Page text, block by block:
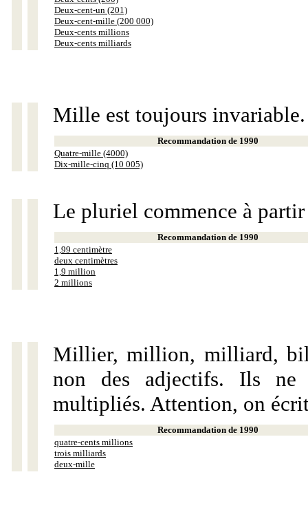
Deux-cent-un (201)
Deux-cent-mille (200 000)
Deux-cents millions
Deux-cents milliards
Mille est toujours invariable.
Recommandation de 1990
Quatre-mille (4000)
Dix-mille-cinq (10 005)
Le pluriel commence à
Recommandation de 1990
1,99 centimètre
deux centimètres
1,9 million
2 millions
Millier, million, milliard,
non des adjectifs. Ils ne
multipliés. Attention, on
Recommandation de 1990
quatre-cents millions
trois milliards
deux-mille